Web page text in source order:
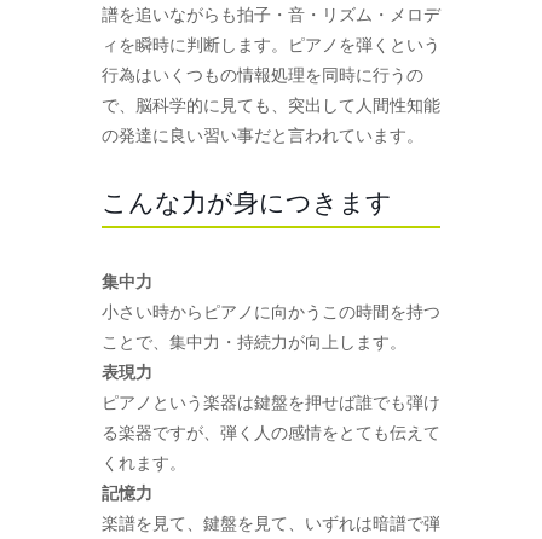
譜を追いながらも拍子・音・リズム・メロデ
ィを瞬時に判断します。ピアノを弾くという
行為はいくつもの情報処理を同時に行うの
で、脳科学的に見ても、突出して人間性知能
の発達に良い習い事だと言われています。
こんな力が身につきます
集中力
小さい時からピアノに向かうこの時間を持つ
ことで、集中力・持続力が向上します。
表現力
ピアノという楽器は鍵盤を押せば誰でも弾け
る楽器ですが、弾く人の感情をとても伝えて
くれます。
記憶力
楽譜を見て、鍵盤を見て、いずれは暗譜で弾